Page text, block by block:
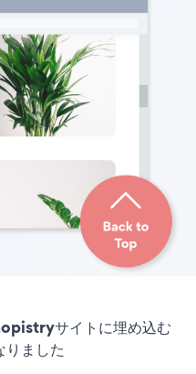
サイトに埋め込む
りました